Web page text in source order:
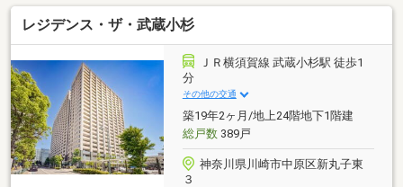
たします。※何社ご紹介しても料金はいただきませ
ん。◆ライフプランシミュレーションの実施が可能で
す。※本当に住宅を買って大丈夫か？老後は？子供の
進学は？などの生涯にわたっての資金計画を見える化
します。もちろんライフプランナーも選べます。
レジデンス・ザ・武蔵小杉
ＪＲ横須賀線 武蔵小杉駅 徒歩1
分
その他の交通
築19年2ヶ月/地上24階地下1階建
総戸数389戸
神奈川県川崎市中原区新丸子東
３